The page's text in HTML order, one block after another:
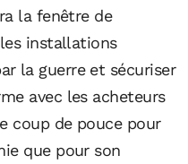
la fenêtre de
installations
la guerre et sécuriser
avec les acheteurs
coup de pouce pour
que pour son